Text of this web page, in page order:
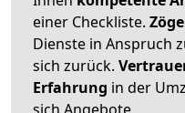
einer Checkliste.
Dienste in Anspruch
sich zurück.
Erfahrung in der